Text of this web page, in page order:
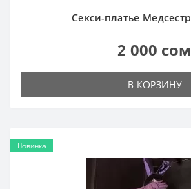
2 000 сом
В КОРЗИНУ